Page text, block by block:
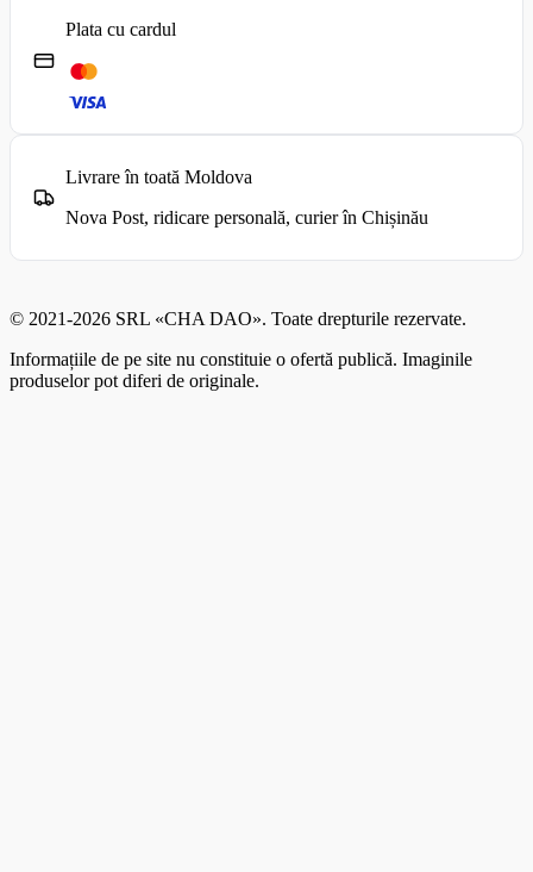
Plata cu cardul
Livrare în toată Moldova
Nova Post, ridicare personală, curier în Chișinău
© 2021-2026 SRL «CHA DAO». Toate drepturile rezervate.
Informațiile de pe site nu constituie o ofertă publică. Imaginile
produselor pot diferi de originale.